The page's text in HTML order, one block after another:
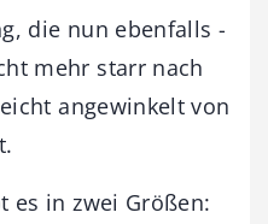
die nun ebenfalls
mehr starr nach
angewinkelt von
es in zwei Größen: